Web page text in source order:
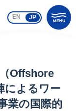
EN JP
Offshore
によるワー
業の国際的